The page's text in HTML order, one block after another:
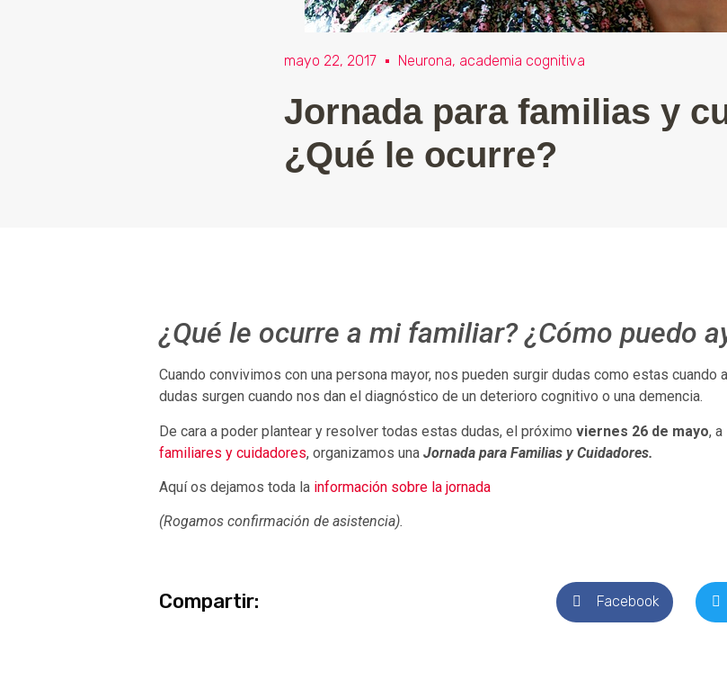
mayo 22, 2017 Neurona, academia cognitiva
Jornada para familias y
¿Qué le ocurre?
¿Qué le ocurre a mi familiar? ¿Cómo puedo
Cuando convivimos con una persona mayor, nos pueden surgir dudas como estas
dudas surgen cuando nos dan el diagnóstico de un deterioro cognitivo o una demencia.
De cara a poder plantear y resolver todas estas dudas, el próximo viernes 26 de mayo, a
familiares y cuidadores, organizamos una Jornada para Familias y Cuidadores.
Aquí os dejamos toda la información sobre la jornada
(Rogamos confirmación de asistencia).
Compartir: Facebook